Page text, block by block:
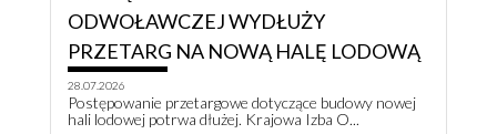
ODWOŁAWCZEJ WYDŁUŻY
PRZETARG NA NOWĄ HALĘ LODOWĄ
28.07.2026
Postępowanie przetargowe dotyczące budowy nowej
hali lodowej potrwa dłużej. Krajowa Izba O...